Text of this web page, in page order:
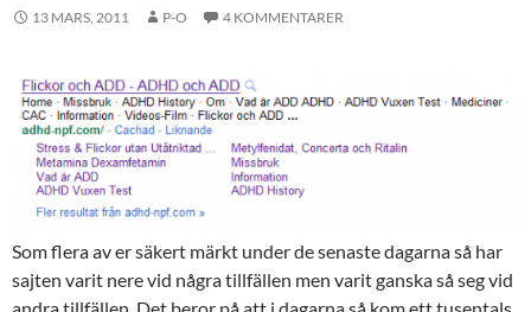
13 MARS, 2011 P-O 4 KOMMENTARER
Som flera av er säkert märkt under de senaste dagarna så har
sajten varit nere vid några tillfällen men varit ganska så seg vid